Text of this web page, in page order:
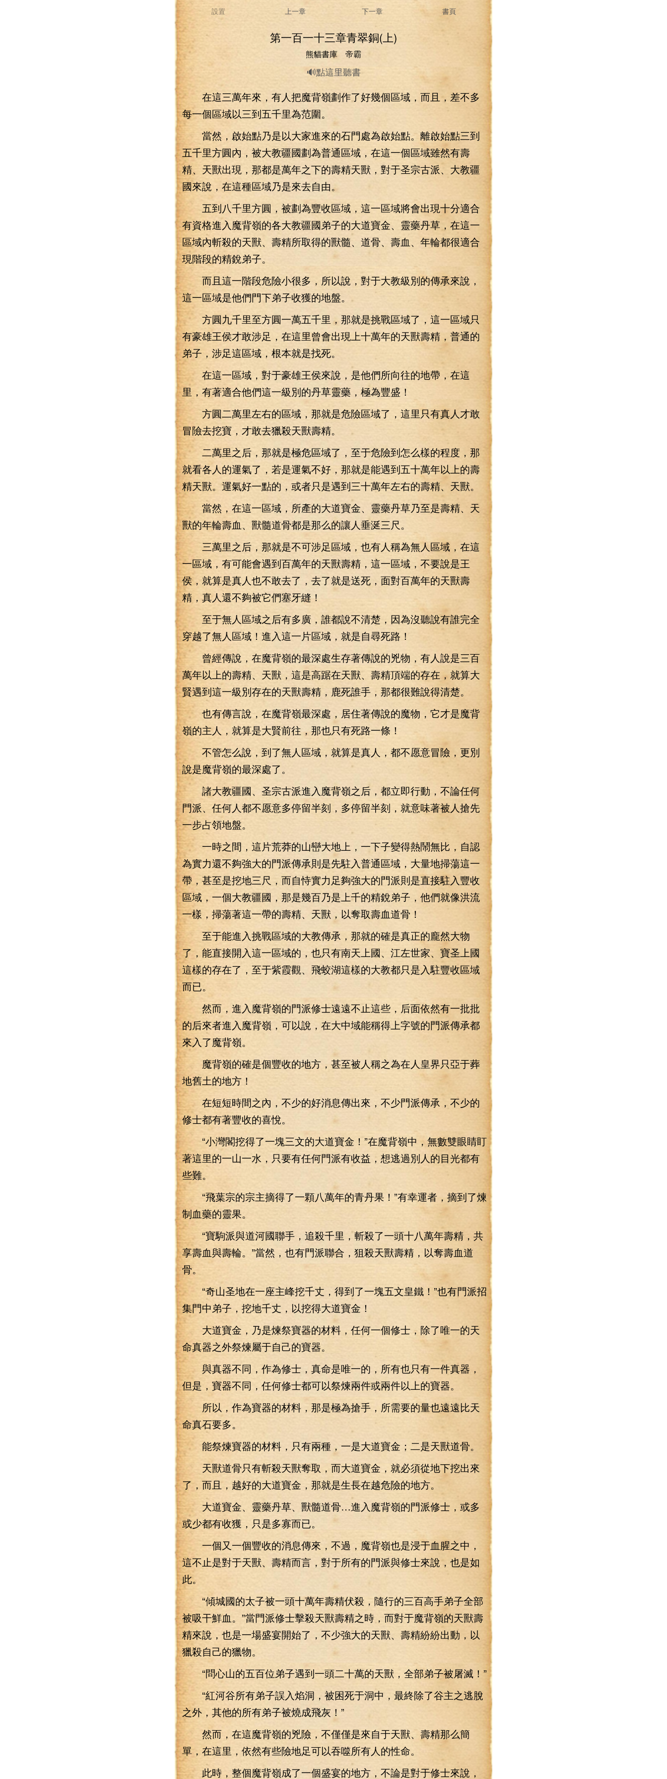
設置 上一章 下一章 書頁
第一百一十三章青翠銅(上)
熊貓書庫 帝霸
🔊點這里聽書
在這三萬年來，有人把魔背嶺劃作了好幾個區域，而且，差不多
每一個區域以三到五千里為范圍。
當然，啟始點乃是以大家進來的石門處為啟始點。離啟始點三到
五千里方圓內，被大教疆國劃為普通區域，在這一個區域雖然有壽
精、天獸出現，那都是萬年之下的壽精天獸，對于圣宗古派、大教疆
國來說，在這種區域乃是來去自由。
五到八千里方圓，被劃為豐收區域，這一區域將會出現十分適合
有資格進入魔背嶺的各大教疆國弟子的大道寶金、靈藥丹草，在這一
區域內斬殺的天獸、壽精所取得的獸髓、道骨、壽血、年輪都很適合
現階段的精銳弟子。
而且這一階段危險小很多，所以說，對于大教級別的傳承來說，
這一區域是他們門下弟子收獲的地盤。
方圓九千里至方圓一萬五千里，那就是挑戰區域了，這一區域只
有豪雄王侯才敢涉足，在這里曾會出現上十萬年的天獸壽精，普通的
弟子，涉足這區域，根本就是找死。
在這一區域，對于豪雄王侯來說，是他們所向往的地帶，在這
里，有著適合他們這一級別的丹草靈藥，極為豐盛！
方圓二萬里左右的區域，那就是危險區域了，這里只有真人才敢
冒險去挖寶，才敢去獵殺天獸壽精。
二萬里之后，那就是極危區域了，至于危險到怎么樣的程度，那
就看各人的運氣了，若是運氣不好，那就是能遇到五十萬年以上的壽
精天獸。運氣好一點的，或者只是遇到三十萬年左右的壽精、天獸。
當然，在這一區域，所產的大道寶金、靈藥丹草乃至是壽精、天
獸的年輪壽血、獸髓道骨都是那么的讓人垂涎三尺。
三萬里之后，那就是不可涉足區域，也有人稱為無人區域，在這
一區域，有可能會遇到百萬年的天獸壽精，這一區域，不要說是王
侯，就算是真人也不敢去了，去了就是送死，面對百萬年的天獸壽
精，真人還不夠被它們塞牙縫！
至于無人區域之后有多廣，誰都說不清楚，因為沒聽說有誰完全
穿越了無人區域！進入這一片區域，就是自尋死路！
曾經傳說，在魔背嶺的最深處生存著傳說的兇物，有人說是三百
萬年以上的壽精、天獸，這是高踞在天獸、壽精頂端的存在，就算大
賢遇到這一級別存在的天獸壽精，鹿死誰手，那都很難說得清楚。
也有傳言說，在魔背嶺最深處，居住著傳說的魔物，它才是魔背
嶺的主人，就算是大賢前往，那也只有死路一條！
不管怎么說，到了無人區域，就算是真人，都不愿意冒險，更別
說是魔背嶺的最深處了。
諸大教疆國、圣宗古派進入魔背嶺之后，都立即行動，不論任何
門派、任何人都不愿意多停留半刻，多停留半刻，就意味著被人搶先
一步占領地盤。
一時之間，這片荒莽的山巒大地上，一下子變得熱鬧無比，自認
為實力還不夠強大的門派傳承則是先駐入普通區域，大量地掃蕩這一
帶，甚至是挖地三尺，而自恃實力足夠強大的門派則是直接駐入豐收
區域，一個大教疆國，那是幾百乃是上千的精銳弟子，他們就像洪流
一樣，掃蕩著這一帶的壽精、天獸，以奪取壽血道骨！
至于能進入挑戰區域的大教傳承，那就的確是真正的龐然大物
了，能直接開入這一區域的，也只有南天上國、江左世家、寶圣上國
這樣的存在了，至于紫霞觀、飛蛟湖這樣的大教都只是入駐豐收區域
而已。
然而，進入魔背嶺的門派修士遠遠不止這些，后面依然有一批批
的后來者進入魔背嶺，可以說，在大中域能稱得上字號的門派傳承都
來入了魔背嶺。
魔背嶺的確是個豐收的地方，甚至被人稱之為在人皇界只亞于葬
地舊土的地方！
在短短時間之內，不少的好消息傳出來，不少門派傳承，不少的
修士都有著豐收的喜悅。
“小灣閣挖得了一塊三文的大道寶金！”在魔背嶺中，無數雙眼睛盯
著這里的一山一水，只要有任何門派有收益，想逃過別人的目光都有
些難。
“飛葉宗的宗主摘得了一顆八萬年的青丹果！”有幸運者，摘到了煉
制血藥的靈果。
“寶駒派與道河國聯手，追殺千里，斬殺了一頭十八萬年壽精，共
享壽血與壽輪。”當然，也有門派聯合，狙殺天獸壽精，以奪壽血道
骨。
“奇山圣地在一座主峰挖千丈，得到了一塊五文皇鐵！”也有門派招
集門中弟子，挖地千丈，以挖得大道寶金！
大道寶金，乃是煉祭寶器的材料，任何一個修士，除了唯一的天
命真器之外祭煉屬于自己的寶器。
與真器不同，作為修士，真命是唯一的，所有也只有一件真器，
但是，寶器不同，任何修士都可以祭煉兩件或兩件以上的寶器。
所以，作為寶器的材料，那是極為搶手，所需要的量也遠遠比天
命真石要多。
能祭煉寶器的材料，只有兩種，一是大道寶金；二是天獸道骨。
天獸道骨只有斬殺天獸奪取，而大道寶金，就必須從地下挖出來
了，而且，越好的大道寶金，那就是生長在越危險的地方。
大道寶金、靈藥丹草、獸髓道骨…進入魔背嶺的門派修士，或多
或少都有收獲，只是多寡而已。
一個又一個豐收的消息傳來，不過，魔背嶺也是浸于血腥之中，
這不止是對于天獸、壽精而言，對于所有的門派與修士來說，也是如
此。
“傾城國的太子被一頭十萬年壽精伏殺，隨行的三百高手弟子全部
被吸干鮮血。”當門派修士擊殺天獸壽精之時，而對于魔背嶺的天獸壽
精來說，也是一場盛宴開始了，不少強大的天獸、壽精紛紛出動，以
獵殺自己的獵物。
“問心山的五百位弟子遇到一頭二十萬的天獸，全部弟子被屠滅！”
“紅河谷所有弟子誤入焰洞，被困死于洞中，最終除了谷主之逃脫
之外，其他的所有弟子被燒成飛灰！”
然而，在這魔背嶺的兇險，不僅僅是來自于天獸、壽精那么簡
單，在這里，依然有些險地足可以吞噬所有人的性命。
此時，整個魔背嶺成了一個盛宴的地方，不論是對于修士來說，